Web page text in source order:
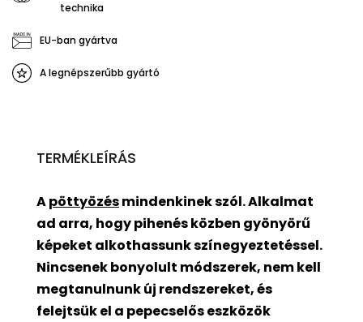
technika
EU-ban gyártva
A legnépszerűbb gyártó
TERMÉKLEÍRÁS
Apöttyözésmindenkinek szól. Alkalmat
ad arra, hogy pihenés közben gyönyörű
képeket alkothassunk színegyeztetéssel.
Nincsenek bonyolult módszerek, nem kell
megtanulnunk új rendszereket, és
felejtsük el a pepecselős eszközök